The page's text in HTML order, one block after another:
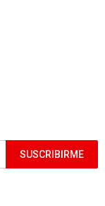
SUSCRIBIRME